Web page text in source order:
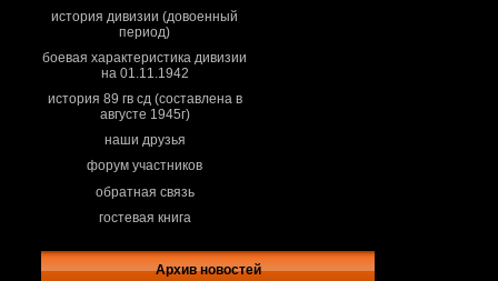
история дивизии (довоенный
период)
боевая характеристика дивизии
на 01.11.1942
история 89 гв сд (составлена в
августе 1945г)
наши друзья
форум участников
обратная связь
гостевая книга
Архив новостей